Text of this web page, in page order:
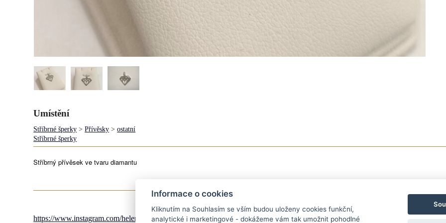
Umístění
Stříbrné šperky >Přívěsky >ostatní
Stříbrné šperky
Stříbrný přívěsek ve tvaru diamantu
https://www.instagram.com/helena_sperknaprani/
Informace o cookies
Kliknutím na Souhlasím se vším budou uloženy cookies funkční,
analytické i marketingové - dokážeme vám tak umožnit pohodlné